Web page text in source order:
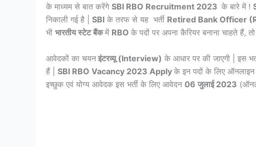
के माध्यम से बात करेंगे SBI RBO Recruitment 2023 के बारे में !
निकाली गई है | SBI के तरफ से यह भर्ती Retired Bank Officer
भी भारतीय स्टेट बैंक में RBO के पदों पर अपना कैरियर बनाना चाहते हैं,
आवेदकों का चयनइंटरव्यू (Interview) के आधार पर की जाएगी | इस
हैं | SBI RBO Vacancy 2023 Apply के इन पदों के लिए
इच्छुक एवं योग्य आवेदक इस भर्ती के लिए आवेदन 06 जुलाई 2023